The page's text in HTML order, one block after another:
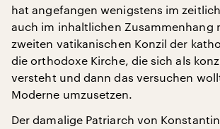
hat angefangen wenigstens im
auch im inhaltlichen Zusammenhang
zweiten vatikanischen Konzil der
die orthodoxe Kirche, die sich als
versteht und dann das versuchen
Moderne umzusetzen.
Der damalige Patriarch von